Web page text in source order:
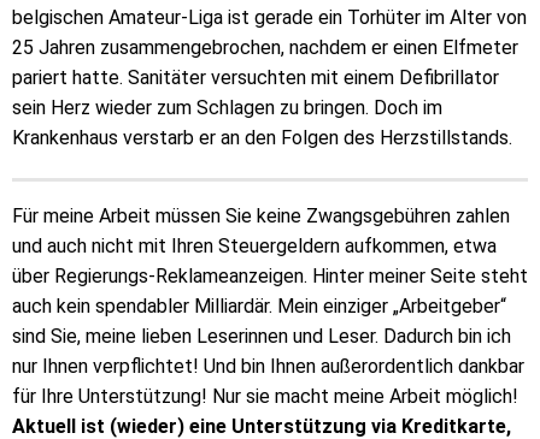
belgischen Amateur-Liga ist gerade ein Torhüter im Alter von
25 Jahren zusammengebrochen, nachdem er einen Elfmeter
pariert hatte. Sanitäter versuchten mit einem Defibrillator
sein Herz wieder zum Schlagen zu bringen. Doch im
Krankenhaus verstarb er an den Folgen des Herzstillstands.
Für meine Arbeit müssen Sie keine Zwangsgebühren zahlen
und auch nicht mit Ihren Steuergeldern aufkommen, etwa
über Regierungs-Reklameanzeigen. Hinter meiner Seite steht
auch kein spendabler Milliardär. Mein einziger „Arbeitgeber“
sind Sie, meine lieben Leserinnen und Leser. Dadurch bin ich
nur Ihnen verpflichtet! Und bin Ihnen außerordentlich dankbar
für Ihre Unterstützung! Nur sie macht meine Arbeit möglich!
Aktuell ist (wieder) eine Unterstützung via Kreditkarte,